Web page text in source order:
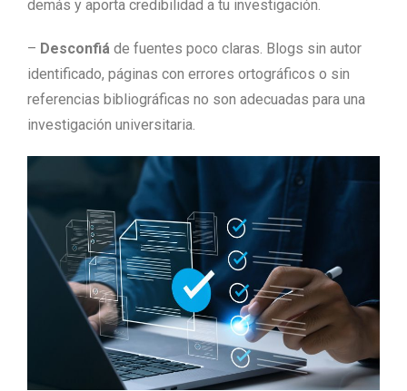
demás y aporta credibilidad a tu investigación.
– Desconfiá de fuentes poco claras. Blogs sin autor
identificado, páginas con errores ortográficos o sin
referencias bibliográficas no son adecuadas para una
investigación universitaria.